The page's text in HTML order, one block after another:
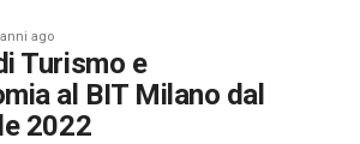
ago
Turismo e
al BIT Milano dal
2022